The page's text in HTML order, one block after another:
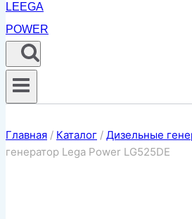
Главная / Каталог / Дизельные
генератор Lega Power LG525DE